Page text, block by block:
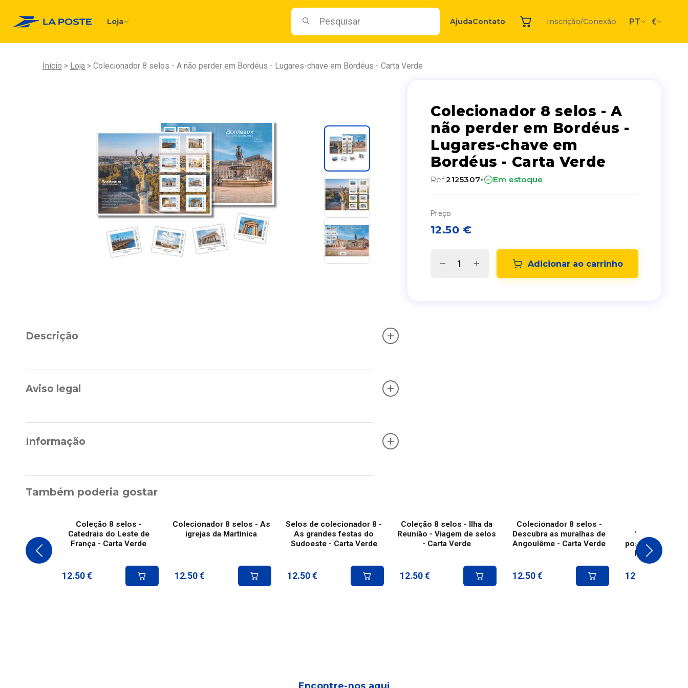
Loja AjudaContato Inscrição/Conexão PT €
Início Loja Colecionador 8 selos - A não perder em Bordéus - Lugares-chave em Bordéus - Carta Verde
Colecionador 8 selos - A
não perder em Bordéus -
Lugares-chave em
Bordéus - Carta Verde
Ref.2125307· Em estoque
Preço
12.50 €
Adicionar ao carrinho
Descrição +
Aviso legal +
Informação +
Também poderia gostar
Coleção 8 selos -
Catedrais do Leste de
França - Carta Verde
12.50 €
Colecionador 8 selos - As
igrejas da Martinica
12.50 €
Selos de colecionador 8 -
As grandes festas do
Sudoeste - Carta Verde
12.50 €
Coleção 8 selos - Ilha da
Reunião - Viagem de selos
- Carta Verde
12.50 €
Colecionador 8 selos -
Descubra as muralhas de
Angoulême - Carta Verde
12.50 €
"Regards
postiers" -
littoral - Carta
12.50
Encontre-nos aqui